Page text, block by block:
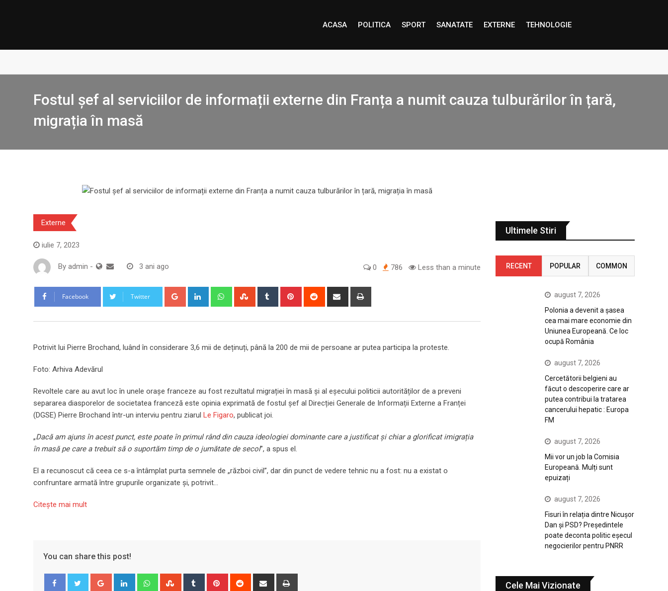
ACASA POLITICA SPORT SANATATE EXTERNE TEHNOLOGIE
Fostul șef al serviciilor de informații externe din Franța a numit cauza tulburărilor în țară,
migrația în masă
Externe
iulie 7, 2023
By admin - 3 ani ago 0 786 Less than a minute
Facebook Twitter Google+ LinkedIn WhatsappStumbleUpon
Tumblr Pinterest Reddit
Share
Potrivit lui Pierre Brochand, luând în considerare 3,6 mii de deținuți, până la 200 de mii de persoane ar putea participa la proteste.
Foto: Arhiva Adevărul
Revoltele care au avut loc în unele orașe franceze au fost rezultatul migrației în masă și al eșecului politicii autorităților de a preveni
separarea diasporelor de societatea franceză este opinia exprimată de fostul șef al Direcției Generale de Informații Externe a Franței
(DGSE) Pierre Brochand într-un interviu pentru ziarul Le Figaro, publicat joi.
„Dacă am ajuns în acest punct, este poate în primul rând din cauza ideologiei dominante care a justificat și chiar a glorificat imigrația
în masă pe care a trebuit să o suportăm timp de o jumătate de secol”, a spus el.
El a recunoscut că ceea ce s-a întâmplat purta semnele de „război civil”, dar din punct de vedere tehnic nu a fost: nu a existat o
confruntare armată între grupurile organizate și, potrivit…
Citeşte mai mult
You can share this post!
Google+ LinkedIn WhatsappStumbleUpon
Tumblr Pinterest Reddit
Share
Ultimele Stiri
RECENT POPULAR COMMON
august 7, 2026
Polonia a devenit a șasea
cea mai mare economie din
Uniunea Europeană. Ce loc
ocupă România
august 7, 2026
Cercetătorii belgieni au
făcut o descoperire care ar
putea contribui la tratarea
cancerului hepatic : Europa
FM
august 7, 2026
Mii vor un job la Comisia
Europeană. Mulți sunt
epuizați
august 7, 2026
Fisuri în relația dintre Nicușor
Dan și PSD? Președintele
poate deconta politic eșecul
negocierilor pentru PNRR
Cele Mai Vizionate